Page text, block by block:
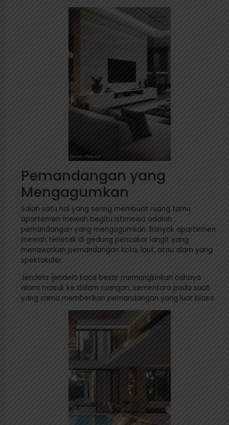
Pemandangan yang
Mengagumkan
Salah satu hal yang sering membuat ruang tamu
apartemen mewah begitu istimewa adalah
pemandangan yang mengagumkan. Banyak apartemen
mewah terletak di gedung pencakar langit yang
menawarkan pemandangan kota, laut, atau alam yang
spektakuler.
Jendela-jendela kaca besar memungkinkan cahaya
alami masuk ke dalam ruangan, sementara pada saat
yang sama memberikan pemandangan yang luar biasa.